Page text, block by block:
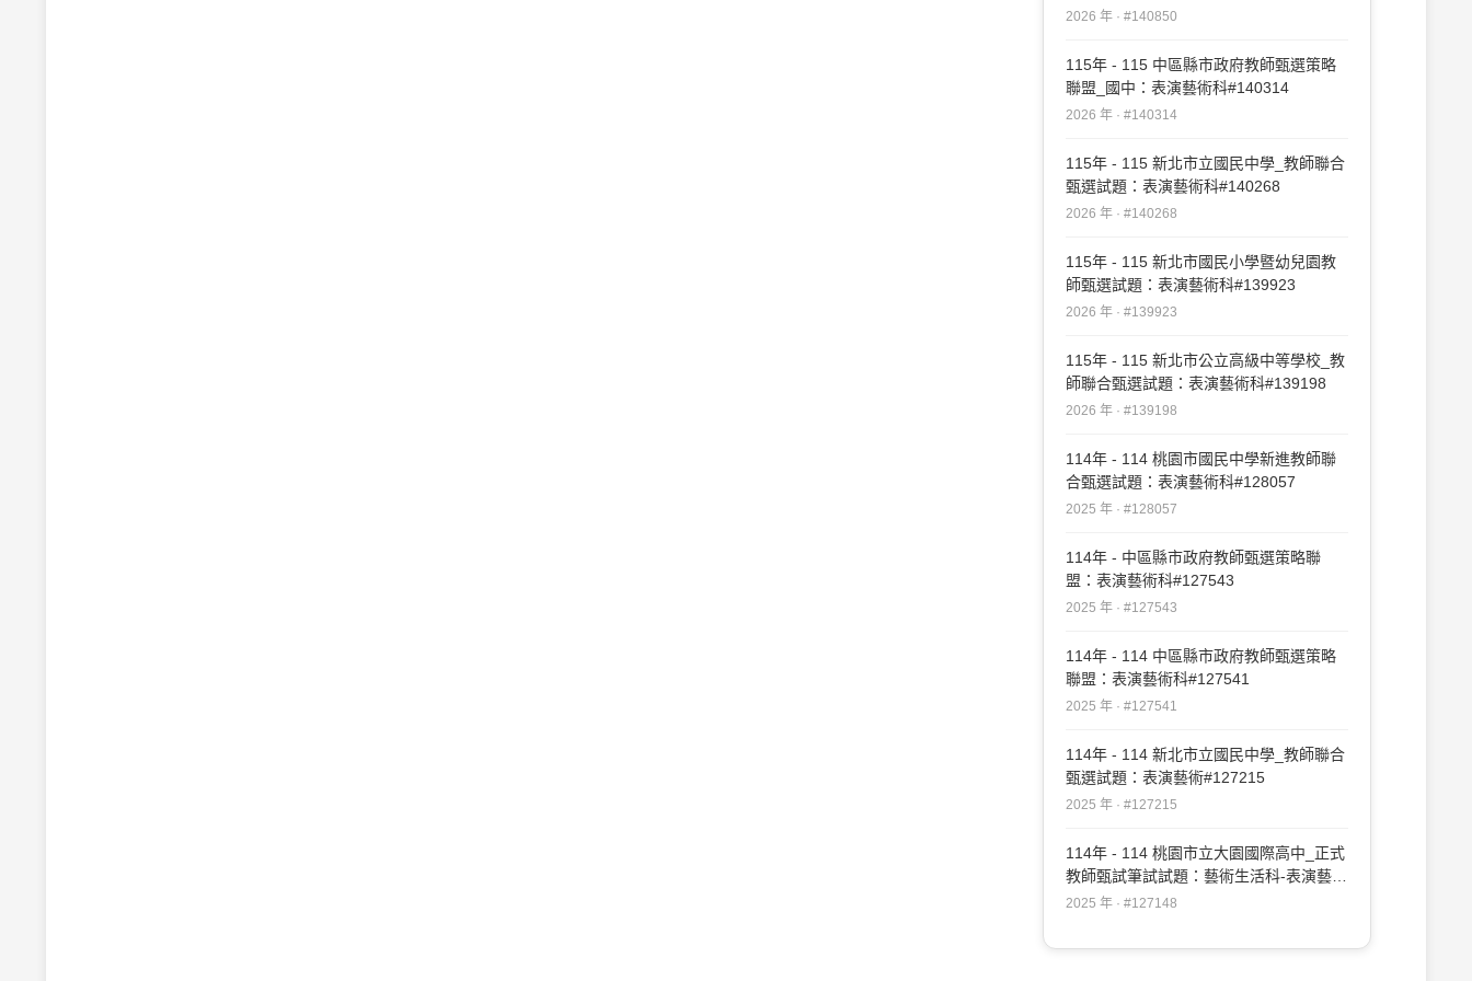
2026 年 · #140850
115年 - 115 中區縣市政府教師甄選策略
聯盟_國中：表演藝術科#140314
2026 年 · #140314
115年 - 115 新北市立國民中學_教師聯合
甄選試題：表演藝術科#140268
2026 年 · #140268
115年 - 115 新北市國民小學暨幼兒園教
師甄選試題：表演藝術科#139923
2026 年 · #139923
115年 - 115 新北市公立高級中等學校_教
師聯合甄選試題：表演藝術科#139198
2026 年 · #139198
114年 - 114 桃園市國民中學新進教師聯
合甄選試題：表演藝術科#128057
2025 年 · #128057
114年 - 中區縣市政府教師甄選策略聯
盟：表演藝術科#127543
2025 年 · #127543
114年 - 114 中區縣市政府教師甄選策略
聯盟：表演藝術科#127541
2025 年 · #127541
114年 - 114 新北市立國民中學_教師聯合
甄選試題：表演藝術#127215
2025 年 · #127215
114年 - 114 桃園市立大園國際高中_正式
教師甄試筆試試題：藝術生活科-表演藝術
專長#127148
2025 年 · #127148